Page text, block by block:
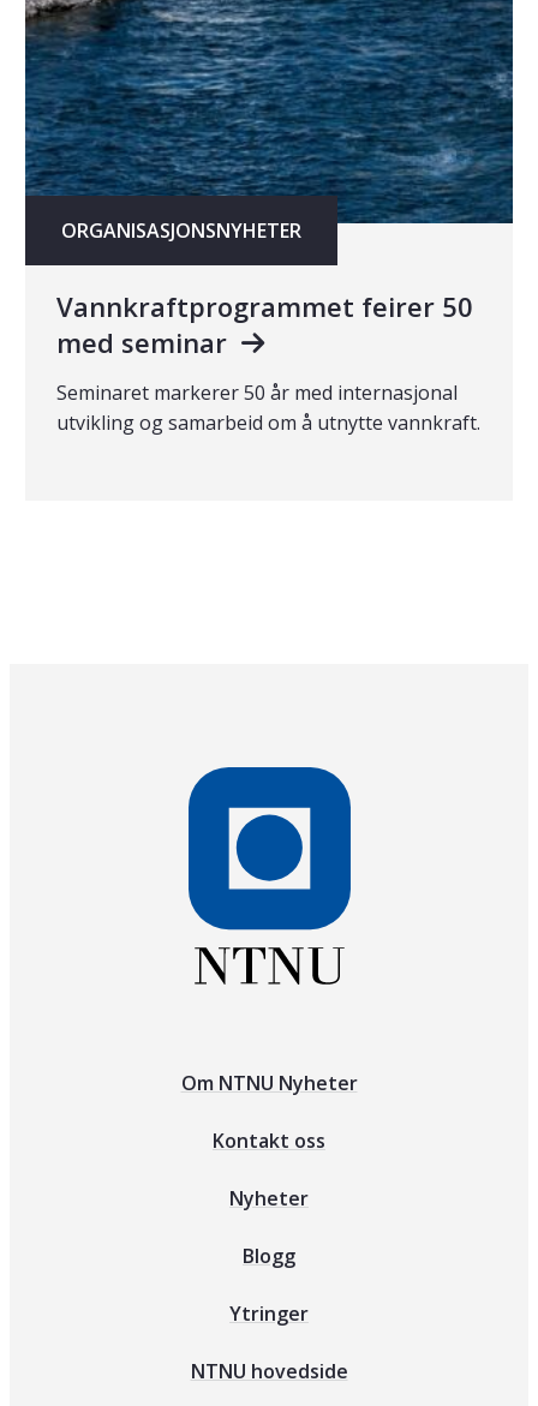
ORGANISASJONSNYHETER
Vannkraftprogrammet feirer 50
med seminar
Seminaret markerer 50 år med internasjonal
utvikling og samarbeid om å utnytte vannkraft.
Om NTNU Nyheter
Kontakt oss
Nyheter
Blogg
Ytringer
NTNU hovedside